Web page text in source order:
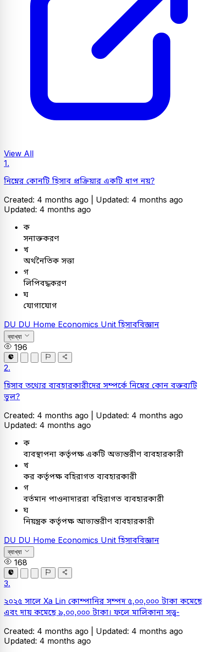
View All
1.
নিম্নের কোনটি হিসাব প্রক্রিয়ার একটি ধাপ নয়?
Created: 4 months ago | Updated: 4 months ago
Updated: 4 months ago
ক
সনাক্তকরণ
খ
অর্থনৈতিক সত্তা
গ
লিপিবদ্ধকরণ
ঘ
যোগাযোগ
DU DU Home Economics Unit হিসাববিজ্ঞান
ব্যাখ্যা
196
2.
হিসাব তথ্যের ব্যবহারকারীদের সম্পর্কে নিম্নের কোন বক্তব্যটি
ভুল?
Created: 4 months ago | Updated: 4 months ago
Updated: 4 months ago
ক
ব্যবস্থাপনা কর্তৃপক্ষ একটি অভ্যন্তরীণ ব্যবহারকারী
খ
কর কর্তৃপক্ষ বহিরাগত ব্যবহারকারী
গ
বর্তমান পাওনাদাররা বহিরাগত ব্যবহারকারী
ঘ
নিয়ন্ত্রক কর্তৃপক্ষ আভ্যন্তরীণ ব্যবহারকারী
DU DU Home Economics Unit হিসাববিজ্ঞান
ব্যাখ্যা
168
3.
২০২৫ সালে Xa Lin কোম্পানির সম্পদ ৫,০০,০০০ টাকা কমেছে
এবং দায় কমেছে ৯,০০,০০০ টাকা। ফলে মালিকানা সত্ত্ব-
Created: 4 months ago | Updated: 4 months ago
Updated: 4 months ago